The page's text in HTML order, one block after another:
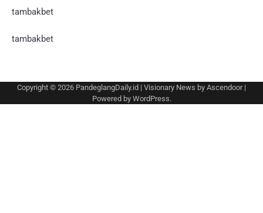
tambakbet
tambakbet
Copyright © 2026 PandeglangDaily.id | Visionary News by Ascendoor|
Powered by WordPress.